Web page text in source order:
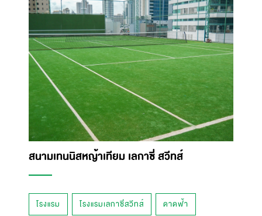
สนามเทนนิสหญ้าเทียม เลกาซี่ สวีทส์
โรงแรม โรงแรมเลกาซี่สวีทส์ ดาดฟ้า